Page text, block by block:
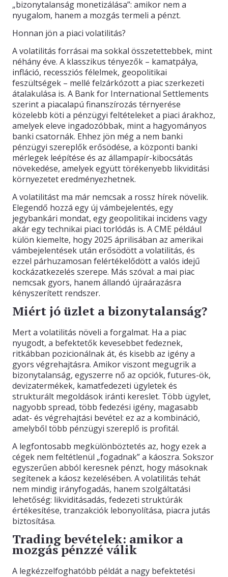
„bizonytalanság monetizálása”: amikor nem a
nyugalom, hanem a mozgás termeli a pénzt.
Honnan jön a piaci volatilitás?
A volatilitás forrásai ma sokkal összetettebbek, mint
néhány éve. A klasszikus tényezők – kamatpálya,
infláció, recessziós félelmek, geopolitikai
feszültségek – mellé felzárkózott a piac szerkezeti
átalakulása is. A Bank for International Settlements
szerint a piacalapú finanszírozás térnyerése
közelebb köti a pénzügyi feltételeket a piaci árakhoz,
amelyek eleve ingadozóbbak, mint a hagyományos
banki csatornák. Ehhez jön még a nem banki
pénzügyi szereplők erősödése, a központi banki
mérlegek leépítése és az állampapír-kibocsátás
növekedése, amelyek együtt törékenyebb likviditási
környezetet eredményezhetnek.
A volatilitást ma már nemcsak a rossz hírek növelik.
Elegendő hozzá egy új vámbejelentés, egy
jegybankári mondat, egy geopolitikai incidens vagy
akár egy technikai piaci torlódás is. A CME például
külön kiemelte, hogy 2025 áprilisában az amerikai
vámbejelentések után erősödött a volatilitás, és
ezzel párhuzamosan felértékelődött a valós idejű
kockázatkezelés szerepe. Más szóval: a mai piac
nemcsak gyors, hanem állandó újraárazásra
kényszerített rendszer.
Miért jó üzlet a bizonytalanság?
Mert a volatilitás növeli a forgalmat. Ha a piac
nyugodt, a befektetők kevesebbet fedeznek,
ritkábban pozicionálnak át, és kisebb az igény a
gyors végrehajtásra. Amikor viszont megugrik a
bizonytalanság, egyszerre nő az opciók, futures-ök,
devizatermékek, kamatfedezeti ügyletek és
strukturált megoldások iránti kereslet. Több ügylet,
nagyobb spread, több fedezési igény, magasabb
adat- és végrehajtási bevétel: ez az a kombináció,
amelyből több pénzügyi szereplő is profitál.
A legfontosabb megkülönböztetés az, hogy ezek a
cégek nem feltétlenül „fogadnak” a káoszra. Sokszor
egyszerűen abból keresnek pénzt, hogy másoknak
segítenek a káosz kezelésében. A volatilitás tehát
nem mindig irányfogadás, hanem szolgáltatási
lehetőség: likviditásadás, fedezeti struktúrák
értékesítése, tranzakciók lebonyolítása, piacra jutás
biztosítása.
Trading bevételek: amikor a
mozgás pénzzé válik
A legkézzelfoghatóbb példát a nagy befektetési